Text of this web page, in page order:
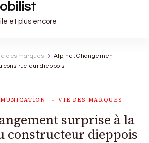
et plus encore
des marques
Alpine : Changement
constructeur dieppois
VIE DES MARQUES
surprise à la
constructeur dieppois